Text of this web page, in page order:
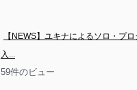
【NEWS】ユキナによるソロ・プ
入...
59件のビュー